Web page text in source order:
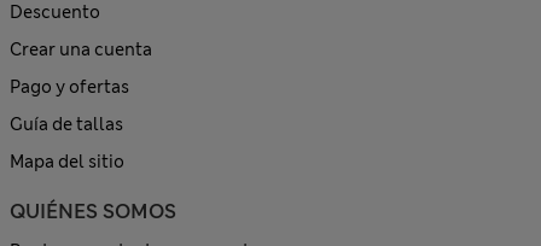
Descuento
Crear una cuenta
Pago y ofertas
Guía de tallas
Mapa del sitio
QUIÉNES SOMOS